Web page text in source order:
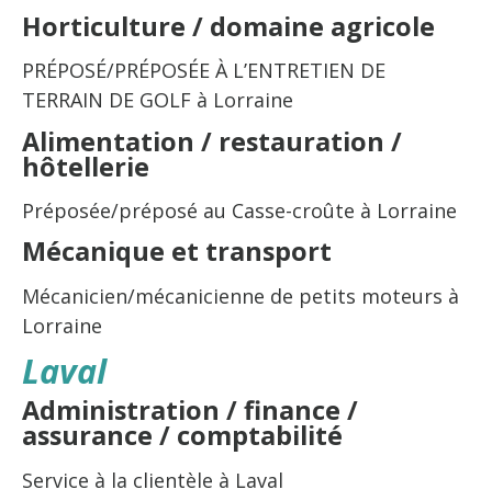
Horticulture / domaine agricole
PRÉPOSÉ/PRÉPOSÉE À L’ENTRETIEN DE
TERRAIN DE GOLF à Lorraine
Alimentation / restauration /
hôtellerie
Préposée/préposé au Casse-croûte à Lorraine
Mécanique et transport
Mécanicien/mécanicienne de petits moteurs à
Lorraine
Laval
Administration / finance /
assurance / comptabilité
Service à la clientèle à Laval